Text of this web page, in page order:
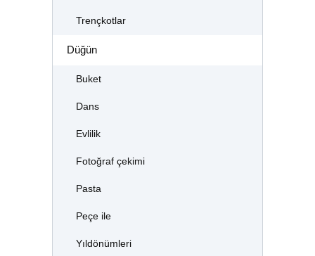
Trençkotlar
Düğün
Buket
Dans
Evlilik
Fotoğraf çekimi
Pasta
Peçe ile
Yıldönümleri